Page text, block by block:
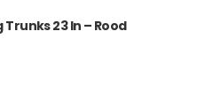
23 In – Rood